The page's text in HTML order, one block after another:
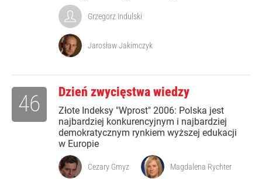
Grzegorz Indulski
Jarosław Jakimczyk
Dzień zwycięstwa wiedzy
Złote Indeksy "Wprost" 2006: Polska jest
najbardziej konkurencyjnym i najbardziej
demokratycznym rynkiem wyższej edukacji
w Europie
46
Cezary Gmyz Magdalena Rychter